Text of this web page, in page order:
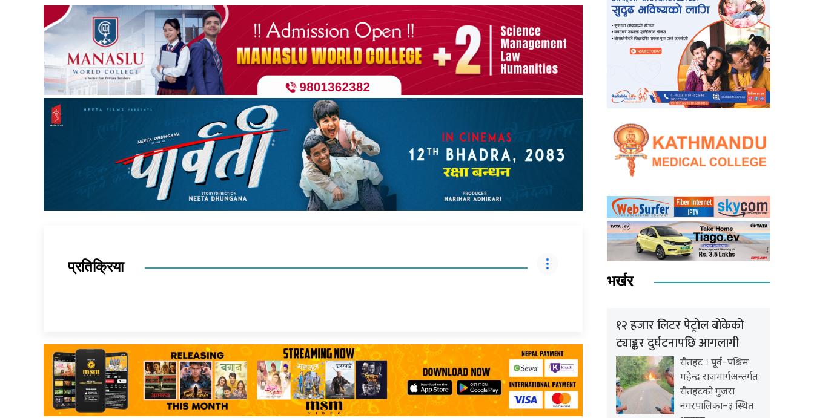
प्रतिक्रिया
भर्खर
१२ हजार लिटर पेट्रोल बोकेको
ट्याङ्कर दुर्घटनापछि आगलागी
रौतहट । पूर्व–पश्चिम
महेन्द्र राजमार्गअन्तर्गत
रौतहटको गुजरा
नगरपालिका–३ स्थित